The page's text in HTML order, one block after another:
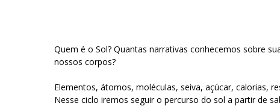
Quem é o Sol? Quantas narrativas conhecemos sobre
nossos corpos?
Elementos, átomos, moléculas, seiva, açúcar, calorias,
Nesse ciclo iremos seguir o percurso do sol a partir de